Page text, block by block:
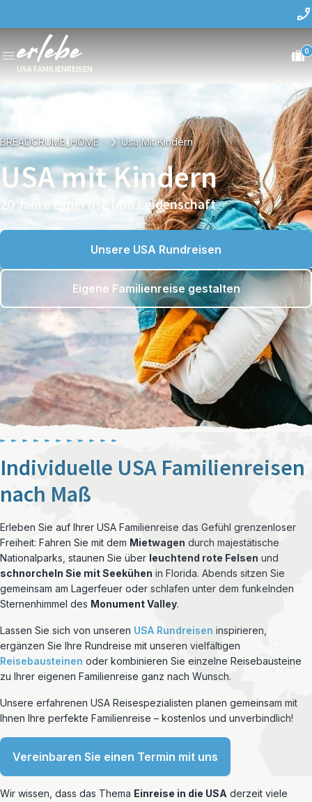
USA FAMILIENREISEN
0
BREADCRUMB_HOME Usa Mit Kindern
USA mit Kindern
20 Jahre Expertise und Leidenschaft
Unsere USA Rundreisen
Eigene Familienreise gestalten
Individuelle USA Familienreisen
nach Maß
Erleben Sie auf Ihrer USA Familienreise das Gefühl grenzenloser
Freiheit: Fahren Sie mit dem Mietwagen durch majestätische
Nationalparks, staunen Sie über leuchtend rote Felsen und
schnorcheln Sie mit Seekühen in Florida. Abends sitzen Sie
gemeinsam am Lagerfeuer oder schlafen unter dem funkelnden
Sternenhimmel des Monument Valley.
Lassen Sie sich von unseren USA Rundreisen inspirieren,
ergänzen Sie Ihre Rundreise mit unseren vielfältigen
Reisebausteinen oder kombinieren Sie einzelne Reisebausteine
zu Ihrer eigenen Familienreise ganz nach Wunsch.
Unsere erfahrenen USA Reisespezialisten planen gemeinsam mit
Ihnen Ihre perfekte Familienreise – kostenlos und unverbindlich!
Vereinbaren Sie einen Termin mit uns
Wir wissen, dass das Thema Einreise in die USA derzeit viele